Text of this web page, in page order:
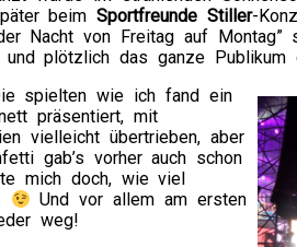
beimSportfreunde Stiller-
Nacht von Freitag auf
plötzlich das ganze
spielten wie ich fand ein
präsentiert, mit
vielleicht übertrieben, aber
gab’s vorher auch schon
mich doch, wie viel
Und vor allem am ersten
weg!